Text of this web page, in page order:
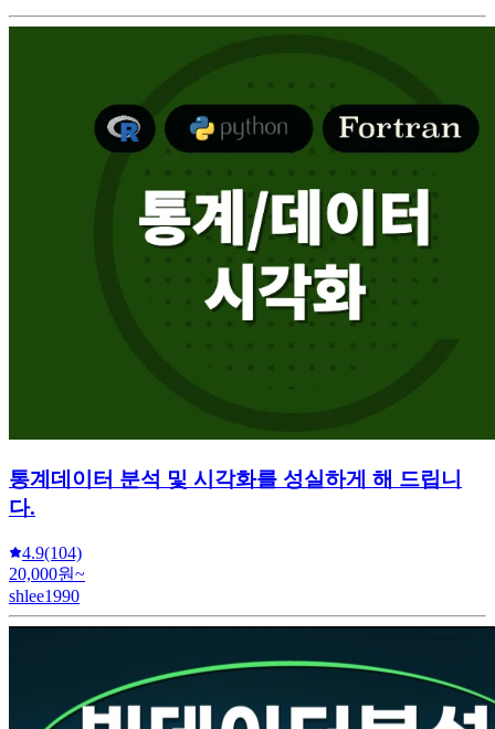
통계데이터 분석 및 시각화를 성실하게 해 드립니
다.
4.9(104)
20,000원~
shlee1990